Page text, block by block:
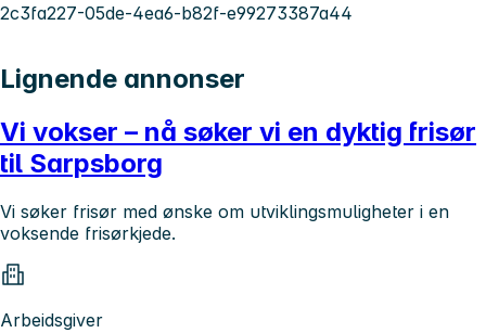
2c3fa227-05de-4ea6-b82f-e99273387a44
Lignende annonser
Vi vokser – nå søker vi en dyktig frisør
til Sarpsborg
Vi søker frisør med ønske om utviklingsmuligheter i en
voksende frisørkjede.
Arbeidsgiver